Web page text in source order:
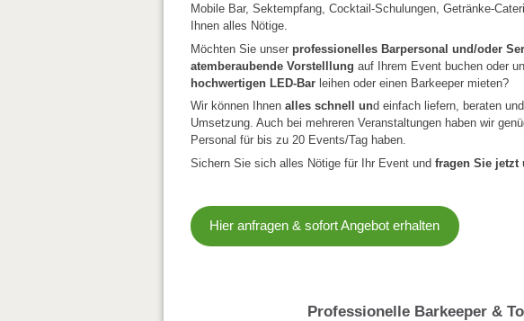
Mobile Bar, Sektempfang, Cocktail-Schulungen, Getränke-
Ihnen alles Nötige.
Möchten Sie unser professionelles Barpersonal und/oder
atemberaubende Vorstelllung auf Ihrem Event buchen oder
hochwertigen LED-Bar leihen oder einen Barkeeper mieten?
Wir können Ihnen alles schnell und einfach liefern, beraten
Umsetzung. Auch bei mehreren Veranstaltungen haben wir
Personal für bis zu 20 Events/Tag haben.
Sichern Sie sich alles Nötige für Ihr Event und fragen Sie
Hier anfragen & sofort Angebot erhalten
Professionelle Barkeeper &